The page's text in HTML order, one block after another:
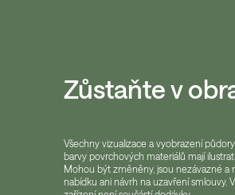
Zůstaňte v
Všechny vizualizace a vyobrazení
barvy povrchových materiálů mají
Mohou být změněny, jsou nezávazné a
nabídku ani návrh na uzavření smlouvy.